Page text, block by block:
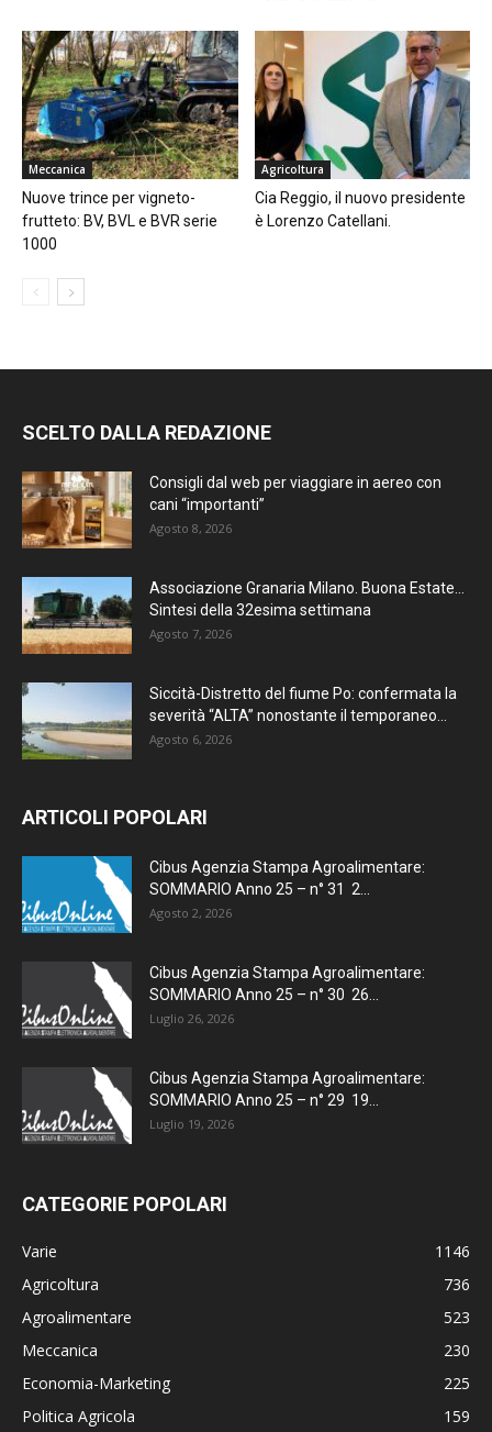
Meccanica
Nuove trince per vigneto-
frutteto: BV, BVL e BVR serie
1000
Agricoltura
Cia Reggio, il nuovo presidente
è Lorenzo Catellani.
SCELTO DALLA REDAZIONE
Consigli dal web per viaggiare in aereo con
cani “importanti”
Agosto 8, 2026
Associazione Granaria Milano. Buona Estate…
Sintesi della 32esima settimana
Agosto 7, 2026
Siccità-Distretto del fiume Po: confermata la
severità “ALTA” nonostante il temporaneo...
Agosto 6, 2026
ARTICOLI POPOLARI
Cibus Agenzia Stampa Agroalimentare:
SOMMARIO Anno 25 – n° 31 2...
Agosto 2, 2026
Cibus Agenzia Stampa Agroalimentare:
SOMMARIO Anno 25 – n° 30 26...
Luglio 26, 2026
Cibus Agenzia Stampa Agroalimentare:
SOMMARIO Anno 25 – n° 29 19...
Luglio 19, 2026
CATEGORIE POPOLARI
Varie
1146
Agricoltura
736
Agroalimentare
523
Meccanica
230
Economia-Marketing
225
Politica Agricola
159